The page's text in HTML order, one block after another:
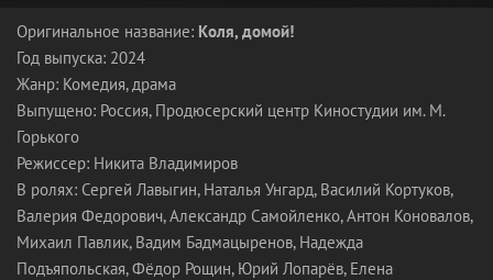
Оригинальное название: Коля, домой!
Год выпуска: 2024
Жанр: Комедия, драма
Выпущено: Россия, Продюсерский центр Киностудии им. М.
Горького
Режиссер: Никита Владимиров
В ролях: Сергей Лавыгин, Наталья Унгард, Василий Кортуков,
Валерия Федорович, Александр Самойленко, Антон Коновалов,
Михаил Павлик, Вадим Бадмацыренов, Надежда
Подъяпольская, Фёдор Рощин, Юрий Лопарёв, Елена